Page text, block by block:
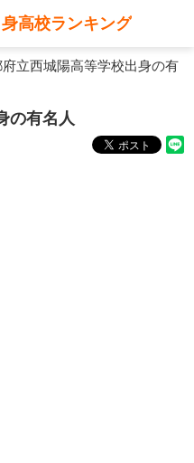
高校ランキング
府立西城陽高等学校出身の有
の有名人